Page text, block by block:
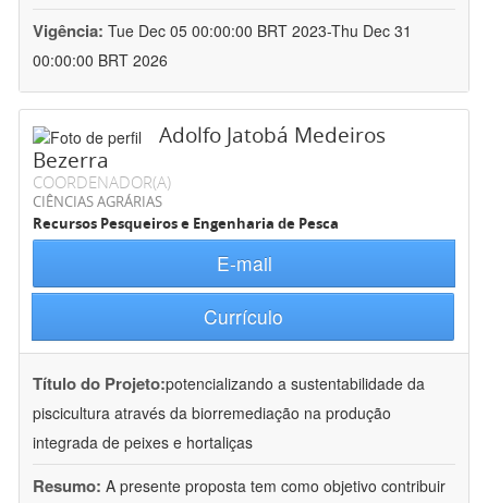
Vigência: Tue Dec 05 00:00:00 BRT 2023-Thu Dec 31
00:00:00 BRT 2026
Adolfo Jatobá Medeiros
Bezerra
COORDENADOR(A)
CIÊNCIAS AGRÁRIAS
Recursos Pesqueiros e Engenharia de Pesca
E-mail
Currículo
Título do Projeto:potencializando a sustentabilidade da
piscicultura através da biorremediação na produção
integrada de peixes e hortaliças
Resumo: A presente proposta tem como objetivo contribuir